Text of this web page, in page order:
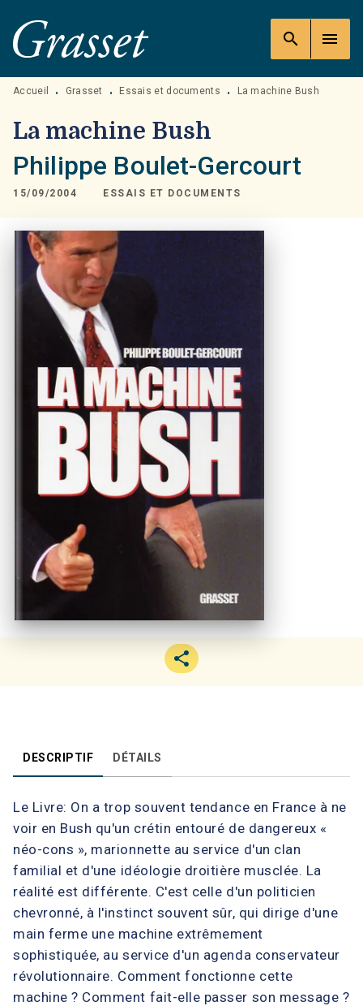
MENU RECHERCHE
PIED DE PAGE
search menu
Accueil • Grasset • Essais et documents • La machine Bush
La machine Bush
Philippe Boulet-Gercourt
15/09/2004 ESSAIS ET DOCUMENTS
DESCRIPTIF DÉTAILS
Le Livre: On a trop souvent tendance en France à ne
voir en Bush qu'un crétin entouré de dangereux «
néo-cons », marionnette au service d'un clan
familial et d'une idéologie droitière musclée. La
réalité est différente. C'est celle d'un politicien
chevronné, à l'instinct souvent sûr, qui dirige d'une
main ferme une machine extrêmement
sophistiquée, au service d'un agenda conservateur
révolutionnaire. Comment fonctionne cette
machine ? Comment fait-elle passer son message ?